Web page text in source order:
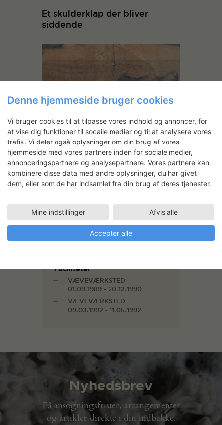
Et skulderklap der bliver
siddende
Christian Balleby Jensen &
Mette Krag Nørgaard: Bevaring
af Lorentz Fröhlichs
kultegninger fra Børssalen
Vibeke Klint
Teknik
Faciliteter
VÆVEVÆRKSTED
01.09.1989 - 20.12.1990
VÆVEVÆRKSTED
09.03.1992 - 11.05.1992
Nyhedsbrev
Få ansøgningsfrister, arrangementer
og artikler direkte i din indbakke.
Denne hjemmeside bruger cookies
Vi bruger cookies til at tilpasse vores indhold og annoncer, for
at vise dig funktioner til socaile medier og til at analysere vores
trafik. Vi deler også oplysninger om din brug af vores
hjemmeside med vores partnere inden for sociale medier,
annonceringspartnere og analysepartnere. Vores partnere kan
kombinere disse data med andre oplysninger, du har givet
dem, eller som de har indsamlet fra din brug af deres tjenester.
Mine indstillinger Afvis alle
Accepter alle